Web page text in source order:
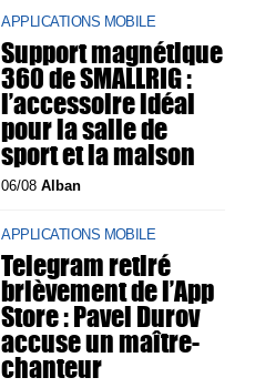
APPLICATIONS MOBILE
Support magnétique
360 de SMALLRIG :
l’accessoire idéal
pour la salle de
sport et la maison
06/08Alban
APPLICATIONS MOBILE
Telegram retiré
brièvement de l’App
Store : Pavel Durov
accuse un maître-
chanteur